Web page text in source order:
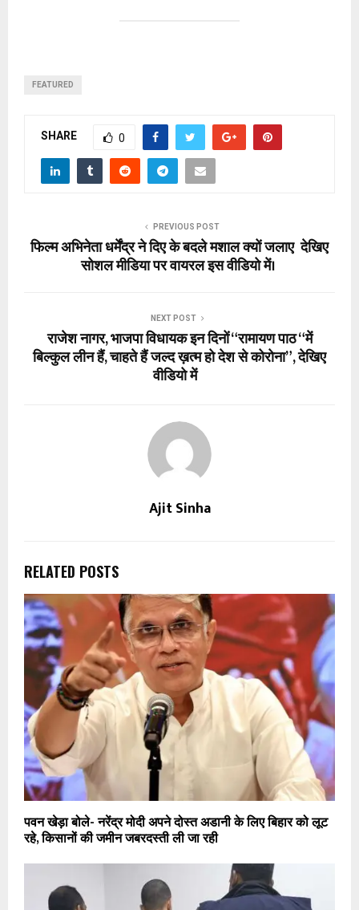
FEATURED
SHARE 0
PREVIOUS POST
फिल्म अभिनेता धर्मेंद्र ने दिए के बदले मशाल क्यों जलाए देखिए
सोशल मीडिया पर वायरल इस वीडियो में।
NEXT POST
राजेश नागर, भाजपा विधायक इन दिनों “रामायण पाठ “में
बिल्कुल लीन हैं, चाहते हैं जल्द ख़त्म हो देश से कोरोना”, देखिए
वीडियो में
Ajit Sinha
RELATED POSTS
पवन खेड़ा बोले- नरेंद्र मोदी अपने दोस्त अडानी के लिए बिहार को लूट
रहे, किसानों की जमीन जबरदस्ती ली जा रही